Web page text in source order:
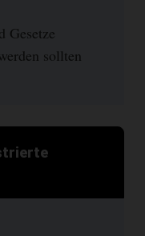
Gesetze
sollten